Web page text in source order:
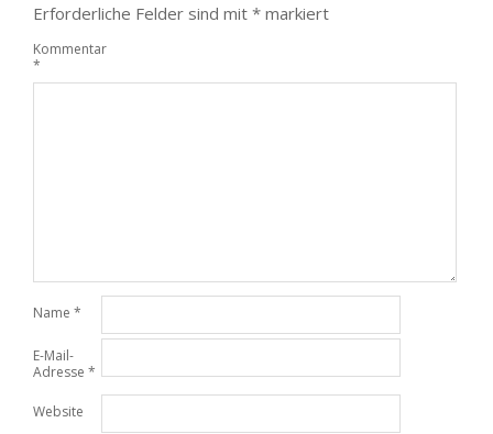
Erforderliche Felder sind mit * markiert
Kommentar
*
Name *
E-Mail-
Adresse *
Website